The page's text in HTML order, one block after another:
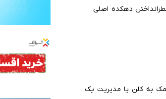
دهکده اصلی
به کلن یا مدیریت یک